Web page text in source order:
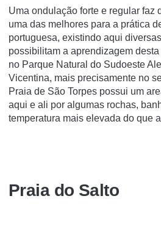
Uma ondulação forte e regular faz
uma das melhores para a prática
portuguesa, existindo aqui
possibilitam a aprendizagem
no Parque Natural do Sudoeste
Vicentina, mais precisamente no
Praia de São Torpes possui um
aqui e ali por algumas rochas,
temperatura mais elevada do que
Praia do Salto